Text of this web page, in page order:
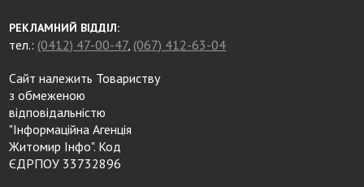
РЕКЛАМНИЙ ВІДДІЛ:
тел.: (0412) 47-00-47, (067) 412-63-04
Сайт належить Товариству
з обмеженою
відповідальністю
"Інформаційна Агенція
Житомир Інфо". Код
ЄДРПОУ 33732896